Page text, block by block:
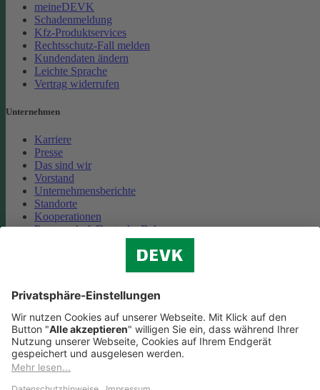
meineDEVK
Schadenmeldung
Kfz-Produktservices
Rechtsschutz-Fall melden
Kundendaten ändern
Leichte Sprache
Vertrag widerrufen
Unternehmen
Karriere
Presse
Das sind wir
Vorstand
Unternehmensberichte
Standorte
Kooperationen
Partnerschaft Deutsche Bahn
Cookie-Einstellungen
Datenschutz
Impressum
Streitbeilegung